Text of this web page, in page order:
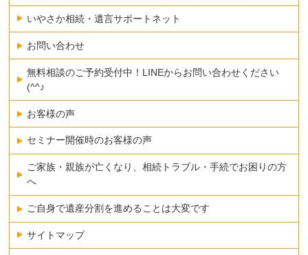
いやさか相続・遺言サポートネット
お問い合わせ
無料相談のご予約受付中！LINEからお問い合わせください
(^^♪
お客様の声
セミナー開催時のお客様の声
ご家族・親族が亡くなり、相続トラブル・手続でお困りの方
へ
ご自身で遺産分割を進めることは大変です
サイトマップ